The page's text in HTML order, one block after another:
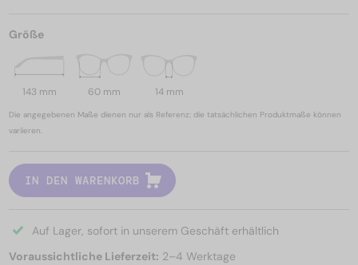
Größe
143 mm 60 mm 14 mm
Die angegebenen Maße dienen nur als Referenz; die tatsächlichen Produktmaße können
variieren.
IN DEN WARENKORB
Auf Lager, sofort in unserem Geschäft erhältlich
Voraussichtliche Lieferzeit: 2–4 Werktage